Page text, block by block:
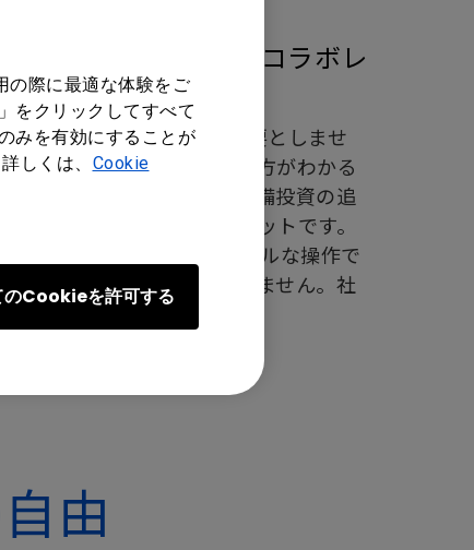
の際に最適な体験をご
をクリックしてすべて
みを有効にすることが
しくは、 Cookie
のCookieを許可する
ミュニケーション・コラボレ
は、学習曲線を必要としませ
にしただけですぐに使い方がわかる
します。InstaShowは、設備投資の追
スプレゼンテーションキットです。
も問題ありません。シンプルな操作で
にハラハラすることもありません。社
由